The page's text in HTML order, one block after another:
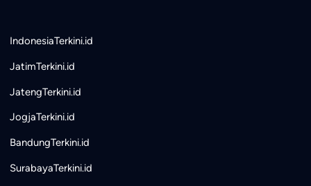
IndonesiaTerkini.id
JatimTerkini.id
JatengTerkini.id
JogjaTerkini.id
BandungTerkini.id
SurabayaTerkini.id